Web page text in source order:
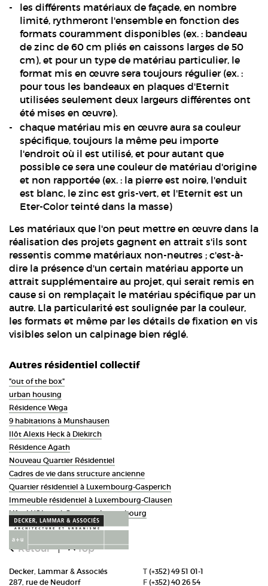
les différents matériaux de façade, en nombre
limité, rythmeront l'ensemble en fonction des
formats couramment disponibles (ex. : bandeau
de zinc de 60 cm pliés en caissons larges de 50
cm), et pour un type de matériau particulier, le
format mis en œuvre sera toujours régulier (ex. :
pour tous les bandeaux en plaques d'Eternit
utilisées seulement deux largeurs différentes ont
été mises en œuvre).
chaque matériau mis en œuvre aura sa couleur
spécifique, toujours la même peu importe
l'endroit où il est utilisé, et pour autant que
possible ce sera une couleur de matériau d'origine
et non rapportée (ex. : la pierre est noire, l'enduit
est blanc, le zinc est gris-vert, et l'Eternit est un
Eter-Color teinté dans la masse)
Les matériaux que l'on peut mettre en œuvre dans la
réalisation des projets gagnent en attrait s'ils sont
ressentis comme matériaux non-neutres ; c'est-à-
dire la présence d'un certain matériau apporte un
attrait supplémentaire au projet, qui serait remis en
cause si on remplaçait le matériau spécifique par un
autre. Lla particularité est soulignée par la couleur,
les formats et même par les détails de fixation en vis
visibles selon un calpinage bien réglé.
Autres résidentiel collectif
"out of the box"
urban housing
Résidence Wega
9 habitations à Munshausen
Ilôt Alexis Heck à Diekirch
Résidence Agath
Nouveau Quartier Résidentiel
Cadres de vie dans structure ancienne
Quartier résidentiel à Luxembourg-Gasperich
Immeuble résidentiel à Luxembourg-Clausen
Hôtel L'Olivier à Strassen, Luxembourg
Retour Top
Decker, Lammar & Associés
287, rue de Neudorf
T (+352) 49 51 01-1
F (+352) 40 26 54